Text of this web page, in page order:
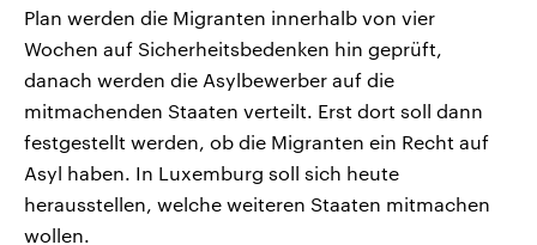
Plan werden die Migranten innerhalb von vier
Wochen auf Sicherheitsbedenken hin geprüft,
danach werden die Asylbewerber auf die
mitmachenden Staaten verteilt. Erst dort soll dann
festgestellt werden, ob die Migranten ein Recht auf
Asyl haben. In Luxemburg soll sich heute
herausstellen, welche weiteren Staaten mitmachen
wollen.